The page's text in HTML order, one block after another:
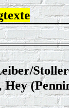
Hey